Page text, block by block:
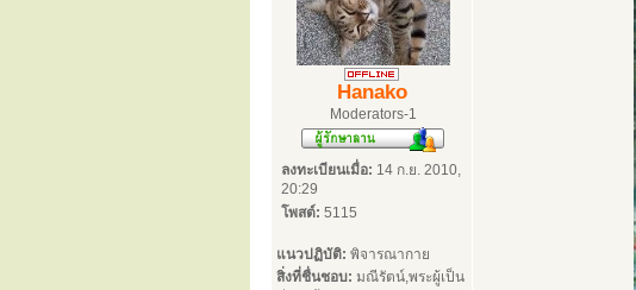
Hanako
Moderators-1
ลงทะเบียนเมื่อ: 14 ก.ย. 2010,
20:29
โพสต์: 5115
แนวปฏิบัติ: พิจารณากาย
สิ่งที่ชื่นชอบ: มณีรัตน์,พระผู้เป็น